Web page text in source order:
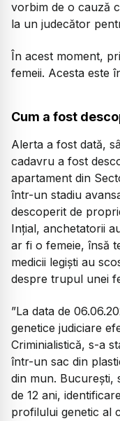
vorbim de o cauză
la un judecător
În acest moment,
femeii. Acesta este
Cum a fost
Alerta a fost dată,
cadavru a fost
apartament din
într-un stadiu
descoperit de
Ințial, anchetatorii
ar fi o femeie, însă
medicii legiști au
despre trupul unei
”La data de
genetice judiciare
Criminialistică, s-a
într-un sac din
din mun. București,
de 12 ani,
profilului genetic al